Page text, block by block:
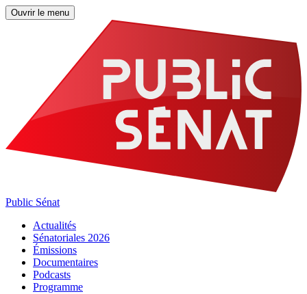
Ouvrir le menu
Public Sénat
Actualités
Sénatoriales 2026
Émissions
Documentaires
Podcasts
Programme